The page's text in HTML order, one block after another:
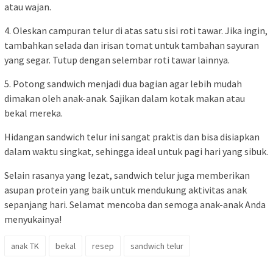
atau wajan.
4. Oleskan campuran telur di atas satu sisi roti tawar. Jika ingin,
tambahkan selada dan irisan tomat untuk tambahan sayuran
yang segar. Tutup dengan selembar roti tawar lainnya.
5. Potong sandwich menjadi dua bagian agar lebih mudah
dimakan oleh anak-anak. Sajikan dalam kotak makan atau
bekal mereka.
Hidangan sandwich telur ini sangat praktis dan bisa disiapkan
dalam waktu singkat, sehingga ideal untuk pagi hari yang sibuk.
Selain rasanya yang lezat, sandwich telur juga memberikan
asupan protein yang baik untuk mendukung aktivitas anak
sepanjang hari. Selamat mencoba dan semoga anak-anak Anda
menyukainya!
anak TK bekal resep sandwich telur